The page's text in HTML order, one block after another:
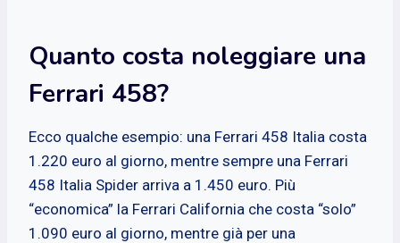
Quanto costa noleggiare una
Ferrari 458?
Ecco qualche esempio: una Ferrari 458 Italia costa
1.220 euro al giorno, mentre sempre una Ferrari
458 Italia Spider arriva a 1.450 euro. Più
“economica” la Ferrari California che costa “solo”
1.090 euro al giorno, mentre già per una